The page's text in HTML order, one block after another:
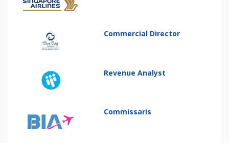
Commercial Director
Revenue Analyst
Commissaris